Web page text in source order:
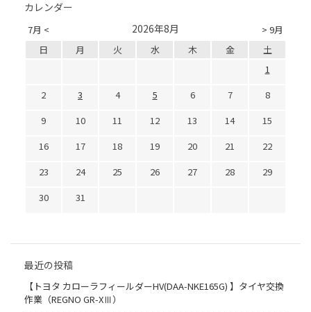
カレンダー
7月 < > 9月
2026年8月
日 月 火 水 木 金
土
1
2
3 4 5 6 7
8
9
10 11 12 13 14
15
16
17 18 19 20 21
22
23
24 25 26 27 28
29
30
31
最近の投稿
【トヨタ カローラフィールダーHV(DAA-NKE165G) 】タイヤ交換
作業（REGNO GR-XⅢ）